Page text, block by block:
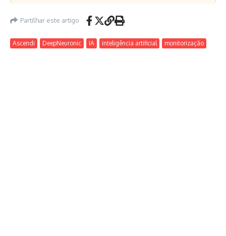
Partilhar este artigo
Ascendi DeepNeuronic IA inteligência artificial monitorização